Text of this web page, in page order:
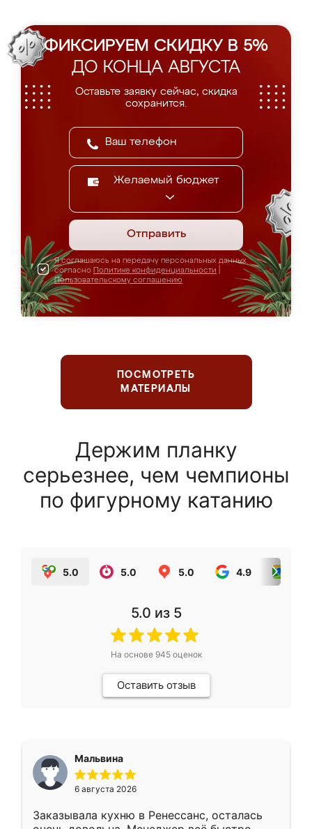
ФИКСИРУЕМ СКИДКУ В 5%
ДО КОНЦА АВГУСТА
Оставьте заявку сейчас, скидка
сохранится.
Желаемый бюджет
Отправить
Я соглашаюсь на передачу персональных данных
согласно Политике конфиденциальности
Пользовательскому соглашению
ПОСМОТРЕТЬ
МАТЕРИАЛЫ
Держим планку
серьезнее, чем чемпионы
по фигурному катанию
5.0 5.0 5.0 4.9
5.0 из 5
На основе 945оценок
Оставить отзыв
Мальвина
6 августа 2026
Заказывала кухню в Ренессанс, осталась